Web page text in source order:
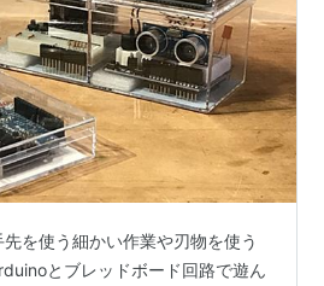
を使う細かい作業や刃物を使う
とブレッドボード回路で遊ん